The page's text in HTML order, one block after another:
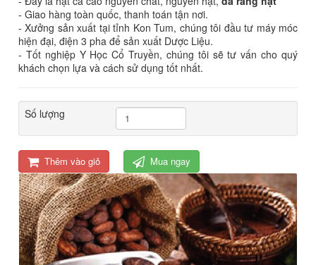
- Giao hàng toàn quốc, thanh toán tận nơi.
- Xưởng sản xuất tại tỉnh Kon Tum, chúng tôi đầu tư máy móc
hiện đại, điện 3 pha để sản xuất Dược Liệu.
- Tốt nghiệp Y Học Cổ Truyền, chúng tôi sẽ tư vấn cho quý
khách chọn lựa và cách sử dụng tốt nhất.
Số lượng
Thêm vào giỏ Mua ngay